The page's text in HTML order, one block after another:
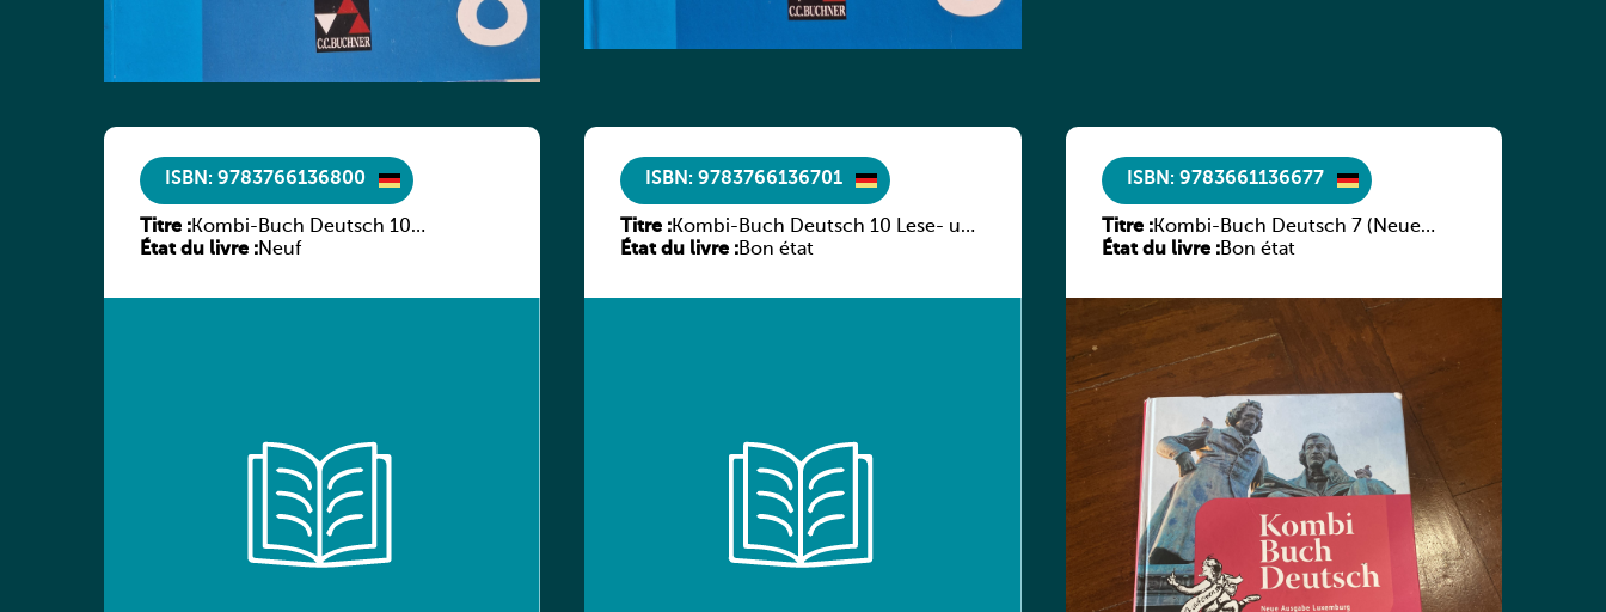
ISBN: 9783766136800
Titre :Kombi-Buch Deutsch 10
Arbeitsheft
État du livre :Neuf
ISBN: 9783766136701
Titre :Kombi-Buch Deutsch 10 Lese- und
Sprachbuch
État du livre :Bon état
ISBN: 9783661136677
Titre :Kombi-Buch Deutsch 7 (Neue
Ausgabe Luxemburg)
État du livre :Bon état